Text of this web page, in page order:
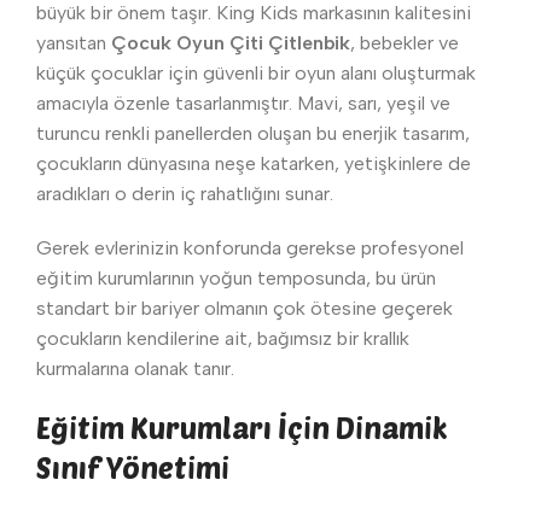
büyük bir önem taşır. King Kids markasının kalitesini
yansıtan Çocuk Oyun Çiti Çitlenbik, bebekler ve
küçük çocuklar için güvenli bir oyun alanı oluşturmak
amacıyla özenle tasarlanmıştır. Mavi, sarı, yeşil ve
turuncu renkli panellerden oluşan bu enerjik tasarım,
çocukların dünyasına neşe katarken, yetişkinlere de
aradıkları o derin iç rahatlığını sunar.
Gerek evlerinizin konforunda gerekse profesyonel
eğitim kurumlarının yoğun temposunda, bu ürün
standart bir bariyer olmanın çok ötesine geçerek
çocukların kendilerine ait, bağımsız bir krallık
kurmalarına olanak tanır.
Eğitim Kurumları İçin Dinamik
Sınıf Yönetimi